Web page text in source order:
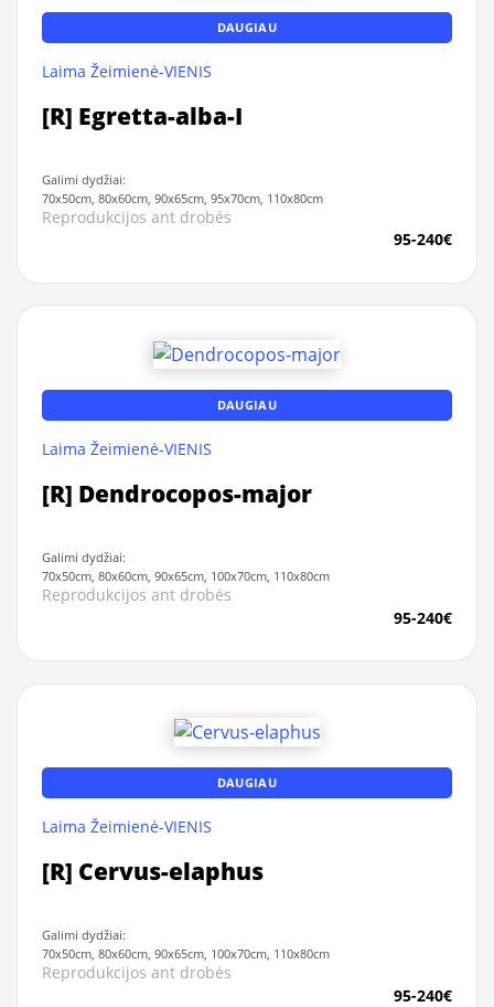
DAUGIAU
Laima Žeimienė-VIENIS
[R] Egretta-alba-I
Galimi dydžiai:
70x50cm, 80x60cm, 90x65cm, 95x70cm, 110x80cm
Reprodukcijos ant drobės
95-240€
DAUGIAU
Laima Žeimienė-VIENIS
[R] Dendrocopos-major
Galimi dydžiai:
70x50cm, 80x60cm, 90x65cm, 100x70cm, 110x80cm
Reprodukcijos ant drobės
95-240€
DAUGIAU
Laima Žeimienė-VIENIS
[R] Cervus-elaphus
Galimi dydžiai:
70x50cm, 80x60cm, 90x65cm, 100x70cm, 110x80cm
Reprodukcijos ant drobės
95-240€